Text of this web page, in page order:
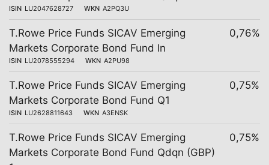
ISIN LU2047628727 WKN A2PQ3U
T.Rowe Price Funds SICAV Emerging
Markets Corporate Bond Fund In
ISIN LU2078555294 WKN A2PU98
0,76%
T.Rowe Price Funds SICAV Emerging
Markets Corporate Bond Fund Q1
ISIN LU2628811643 WKN A3ENSK
0,75%
T.Rowe Price Funds SICAV Emerging
Markets Corporate Bond Fund Qdqn (GBP)
0,75%